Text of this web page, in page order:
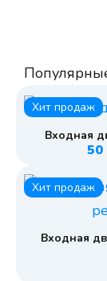
Хит продаж
Входная
50
Хит продаж
Входная